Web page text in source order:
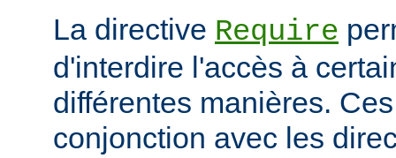
La directive Require
d'interdire l'accès à
différentes manières.
conjonction avec les